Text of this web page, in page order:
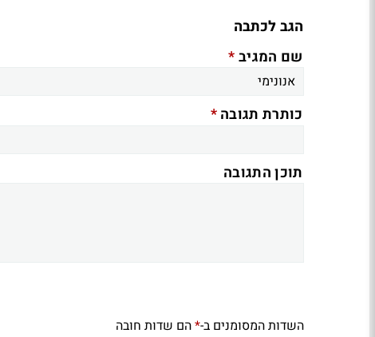
הגב לכתבה
שם המגיב*
כותרת תגובה*
תוכן התגובה
השדות המסומנים ב-*הם שדות חובה